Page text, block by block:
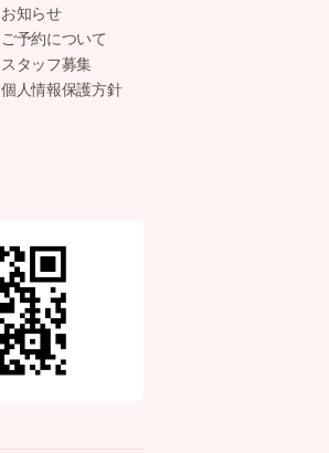
お知らせ
ご予約について
スタッフ募集
個人情報保護方針